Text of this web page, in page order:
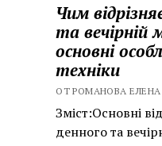
Чим
та вечірній
основні
техніки
ОТ РОМАНОВА ЕЛЕНА
Зміст:Основні
денного та